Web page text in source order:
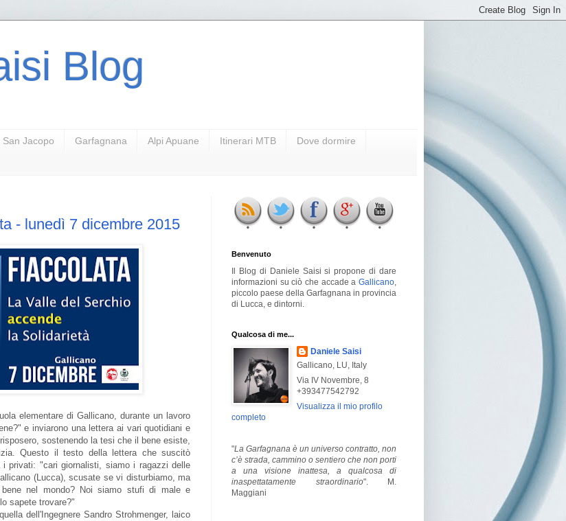
Blog
San Jacopo Garfagnana Alpi Apuane Itinerari MTB Dove dormire
- lunedì 7 dicembre 2015
elementare di Gallicano, durante un lavoro
e inviarono una lettera ai vari quotidiani e
sostenendo la tesi che il bene esiste,
Questo il testo della lettera che suscitò
privati: "cari giornalisti, siamo i ragazzi delle
(Lucca), scusate se vi disturbiamo, ma
nel mondo? Noi siamo stufi di male e
sapete trovare?"
dell'Ingegnere Sandro Strohmenger, laico
Benvenuto
Il Blog di Daniele Saisi si propone di dare
informazioni su ciò che accade a Gallicano
piccolo paese della Garfagnana in provincia
di Lucca, e dintorni.
Qualcosa di me...
Daniele Saisi
Gallicano, LU, Italy
Via IV Novembre, 8
+393477542792
Visualizza il mio profilo
completo
"La Garfagnana è un universo contratto, non
c’è strada, cammino o sentiero che non porti
a una visione inattesa, a qualcosa di
inaspettatamente straordinario". M.
Maggiani